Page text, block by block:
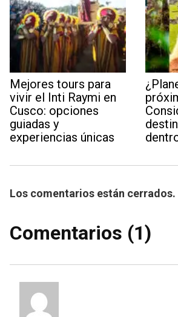
Mejores tours para
vivir el Inti Raymi en
Cusco: opciones
guiadas y
experiencias únicas
Los comentarios están cerrados.
Comentarios (1)